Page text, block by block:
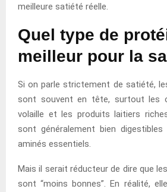
meilleure satiété réelle.
Quel type de
meilleur pour la
Si on parle strictement de satiété,
sont souvent en tête, surtout les
volaille et les produits laitiers
sont généralement bien
aminés essentiels.
Mais il serait réducteur de dire que
sont “moins bonnes”. En réalité,